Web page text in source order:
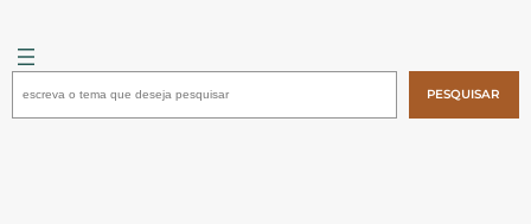
para
conteúdo
PESQUISAR